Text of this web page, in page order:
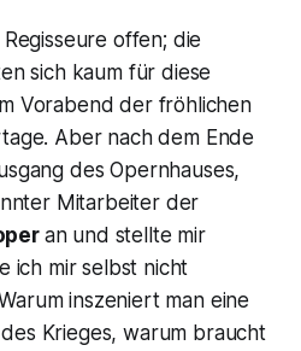
offen; die
sich kaum für diese
Vorabend der fröhlichen
Aber nach dem Ende
des Opernhauses,
Mitarbeiterder
an und stellte mir
ich mir selbst nicht
inszeniert man eine
Krieges, warum braucht